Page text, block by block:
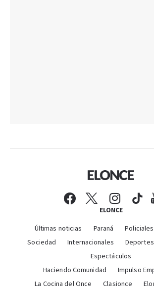
ELONCE
Últimas noticias Paraná Policiales
Sociedad
Internacionales Deportes
Espectáculos
Haciendo Comunidad
Impulso
La Cocina del Once
Clasionce